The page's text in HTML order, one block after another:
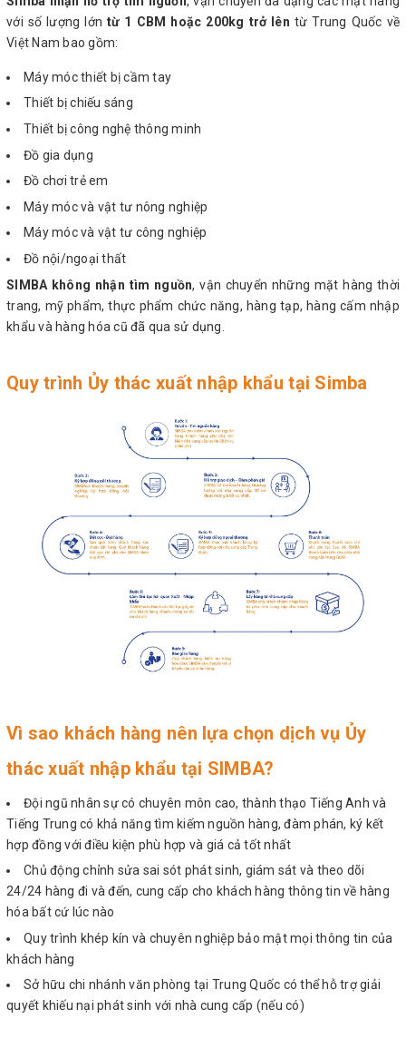
với số lượng lớntừ 1 CBM hoặc 200kg trở lên từ Trung Quốc về
Việt Nam bao gồm:
Máy móc thiết bị cầm tay
Thiết bị chiếu sáng
Thiết bị công nghệ thông minh
Đồ gia dụng
Đồ chơi trẻ em
Máy móc và vật tư nông nghiệp
Máy móc và vật tư công nghiệp
Đồ nội/ngoại thất
SIMBA không nhận tìm nguồn, vận chuyển những mặt hàng thời
trang, mỹ phẩm, thực phẩm chức năng, hàng tạp, hàng cấm nhập
khẩu và hàng hóa cũ đã qua sử dụng.
Quy trình Ủy thác xuất nhập khẩu tại Simba
Vì sao khách hàng nên lựa chọn dịch vụ Ủy
thác xuất nhập khẩu tại SIMBA?
Đội ngũ nhân sự có chuyên môn cao, thành thạo Tiếng Anh và
Tiếng Trung có khả năng tìm kiếm nguồn hàng, đàm phán, ký kết
hợp đồng với điều kiện phù hợp và giá cả tốt nhất
Chủ động chỉnh sửa sai sót phát sinh, giám sát và theo dõi
24/24 hàng đi và đến, cung cấp cho khách hàng thông tin về hàng
hóa bất cứ lúc nào
Quy trình khép kín và chuyên nghiệp bảo mật mọi thông tin của
khách hàng
Sở hữu chi nhánh văn phòng tại Trung Quốc có thể hỗ trợ giải
quyết khiếu nại phát sinh với nhà cung cấp (nếu có)